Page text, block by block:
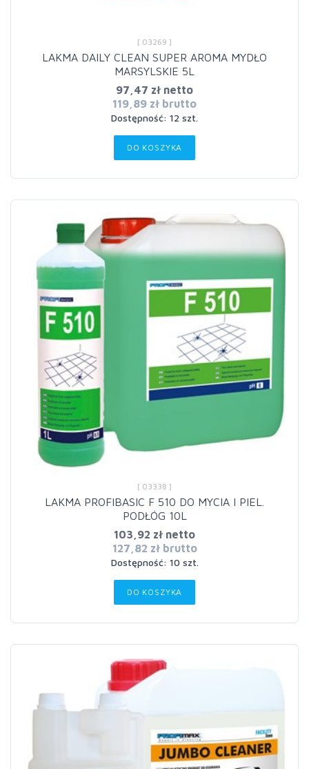
[ 03269 ]
LAKMA DAILY CLEAN SUPER AROMA MYDŁO
MARSYLSKIE 5L
97,47 zł netto
119,89 zł brutto
Dostępność: 12 szt.
DO KOSZYKA
[ 03338 ]
LAKMA PROFIBASIC F 510 DO MYCIA I PIEL.
PODŁÓG 10L
103,92 zł netto
127,82 zł brutto
Dostępność: 10 szt.
DO KOSZYKA